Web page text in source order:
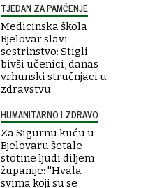
TJEDAN ZA PAMĆENJE
Medicinska škola
Bjelovar slavi
sestrinstvo: Stigli
bivši učenici, danas
vrhunski stručnjaci u
zdravstvu
HUMANITARNO I ZDRAVO
Za Sigurnu kuću u
Bjelovaru šetale
stotine ljudi diljem
županije: ''Hvala
svima koji su se